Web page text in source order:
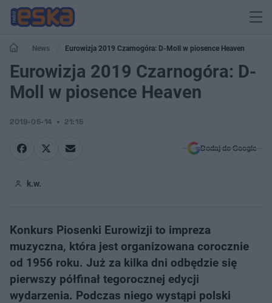
News Eurowizja 2019 Czarnogóra: D-Moll w piosence Heaven
Eurowizja 2019 Czarnogóra: D-
Moll w piosence Heaven
2019-05-14 21:15
Dodaj do Google
k.w.
Konkurs Piosenki Eurowizji to impreza
muzyczna, która jest organizowana corocznie
od 1956 roku. Już za kilka dni odbędzie się
pierwszy półfinał tegorocznej edycji
wydarzenia. Podczas niego wystąpi polski